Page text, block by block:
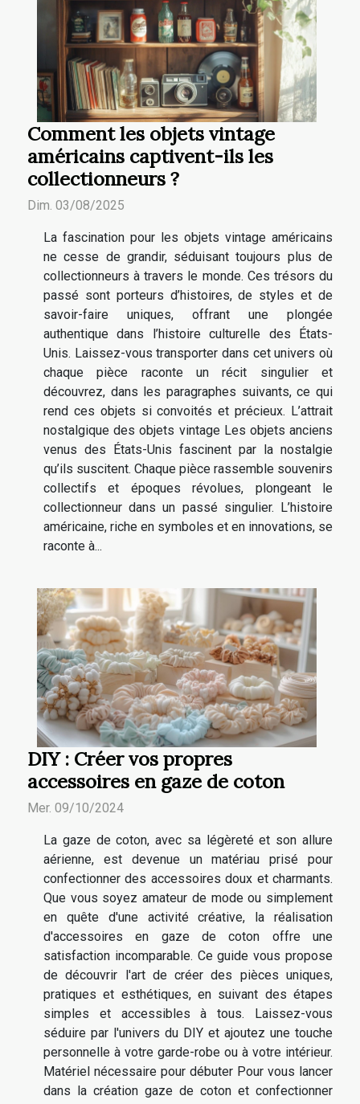
Comment les objets vintage
américains captivent-ils les
collectionneurs ?
Dim. 03/08/2025
La fascination pour les objets vintage américains
ne cesse de grandir, séduisant toujours plus de
collectionneurs à travers le monde. Ces trésors du
passé sont porteurs d’histoires, de styles et de
savoir-faire uniques, offrant une plongée
authentique dans l’histoire culturelle des États-
Unis. Laissez-vous transporter dans cet univers où
chaque pièce raconte un récit singulier et
découvrez, dans les paragraphes suivants, ce qui
rend ces objets si convoités et précieux. L’attrait
nostalgique des objets vintage Les objets anciens
venus des États-Unis fascinent par la nostalgie
qu’ils suscitent. Chaque pièce rassemble souvenirs
collectifs et époques révolues, plongeant le
collectionneur dans un passé singulier. L’histoire
américaine, riche en symboles et en innovations, se
raconte à...
DIY : Créer vos propres
accessoires en gaze de coton
Mer. 09/10/2024
La gaze de coton, avec sa légèreté et son allure
aérienne, est devenue un matériau prisé pour
confectionner des accessoires doux et charmants.
Que vous soyez amateur de mode ou simplement
en quête d'une activité créative, la réalisation
d'accessoires en gaze de coton offre une
satisfaction incomparable. Ce guide vous propose
de découvrir l'art de créer des pièces uniques,
pratiques et esthétiques, en suivant des étapes
simples et accessibles à tous. Laissez-vous
séduire par l'univers du DIY et ajoutez une touche
personnelle à votre garde-robe ou à votre intérieur.
Matériel nécessaire pour débuter Pour vous lancer
dans la création gaze de coton et confectionner